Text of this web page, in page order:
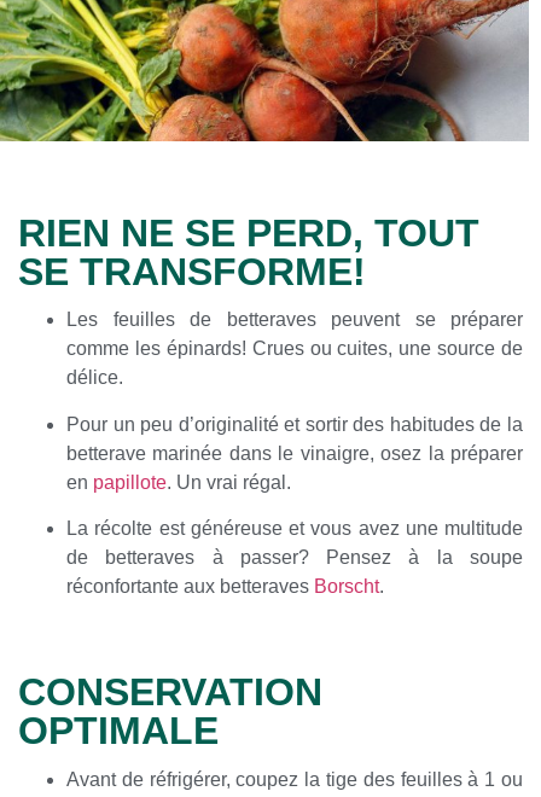
RIEN NE SE PERD, TOUT
SE TRANSFORME!
Les feuilles de betteraves peuvent se préparer
comme les épinards! Crues ou cuites, une source de
délice.
Pour un peu d’originalité et sortir des habitudes de la
betterave marinée dans le vinaigre, osez la préparer
en papillote. Un vrai régal.
La récolte est généreuse et vous avez une multitude
de betteraves à passer? Pensez à la soupe
réconfortante aux betteraves Borscht.
CONSERVATION
OPTIMALE
Avant de réfrigérer, coupez la tige des feuilles à 1 ou